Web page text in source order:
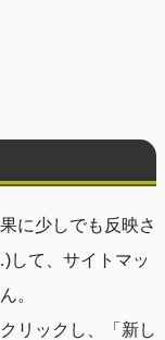
に少しでも反映さ
して、サイトマッ
。
リックし、「新し